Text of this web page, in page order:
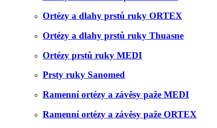
Ortézy a dlahy prstů ruky ORTEX
Ortézy a dlahy prstů ruky Thuasne
Ortézy prstů ruky MEDI
Prsty ruky Sanomed
Ramenní ortézy a závěsy paže MEDI
Ramenní ortézy a závěsy paže ORTEX